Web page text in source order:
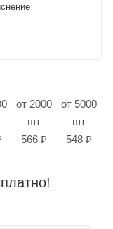
от 2000
шт
566 ₽
от 5000
шт
548 ₽